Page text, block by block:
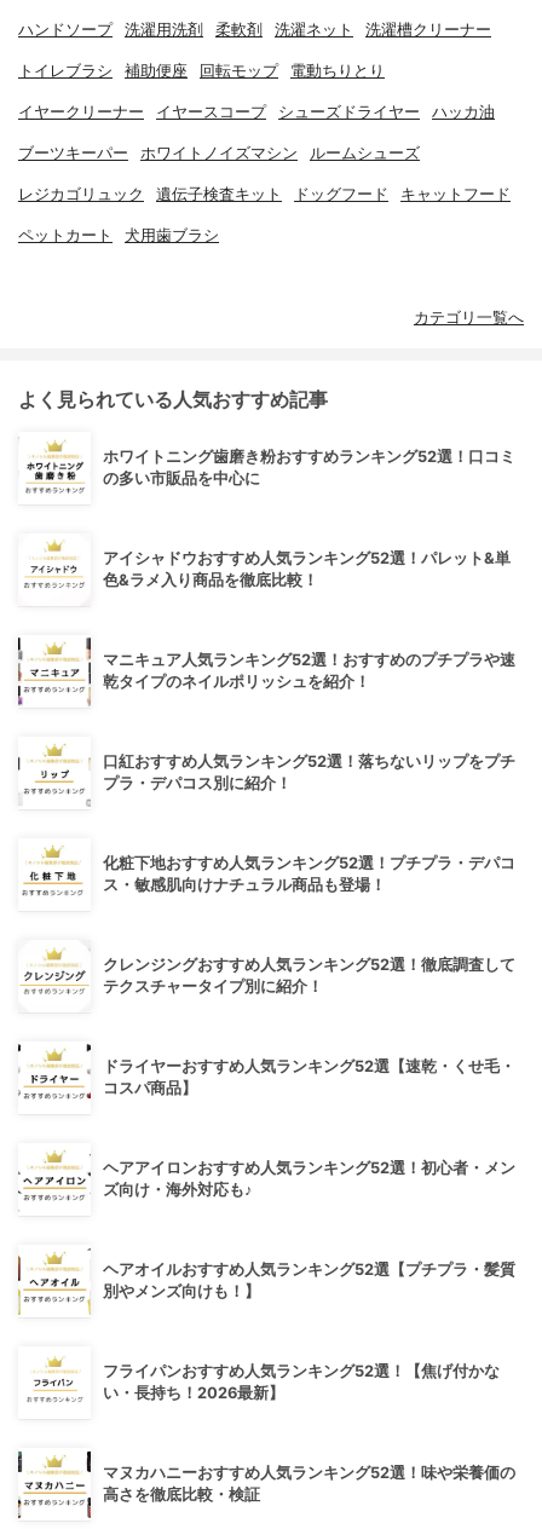
ハンドソープ 洗濯用洗剤 柔軟剤 洗濯ネット 洗濯槽クリーナー
トイレブラシ 補助便座 回転モップ 電動ちりとり
イヤークリーナー イヤースコープ シューズドライヤー ハッカ油
ブーツキーパー ホワイトノイズマシン ルームシューズ
レジカゴリュック 遺伝子検査キット ドッグフード キャットフード
ペットカート 犬用歯ブラシ
カテゴリ一覧へ
よく見られている人気おすすめ記事
ホワイトニング歯磨き粉おすすめランキング52選！口コミ
の多い市販品を中心に
アイシャドウおすすめ人気ランキング52選！パレット&単
色&ラメ入り商品を徹底比較！
マニキュア人気ランキング52選！おすすめのプチプラや速
乾タイプのネイルポリッシュを紹介！
口紅おすすめ人気ランキング52選！落ちないリップをプチ
プラ・デパコス別に紹介！
化粧下地おすすめ人気ランキング52選！プチプラ・デパコ
ス・敏感肌向けナチュラル商品も登場！
クレンジングおすすめ人気ランキング52選！徹底調査して
テクスチャータイプ別に紹介！
ドライヤーおすすめ人気ランキング52選【速乾・くせ毛・
コスパ商品】
ヘアアイロンおすすめ人気ランキング52選！初心者・メン
ズ向け・海外対応も♪
ヘアオイルおすすめ人気ランキング52選【プチプラ・髪質
別やメンズ向けも！】
フライパンおすすめ人気ランキング52選！【焦げ付かな
い・長持ち！2026最新】
マヌカハニーおすすめ人気ランキング52選！味や栄養価の
高さを徹底比較・検証